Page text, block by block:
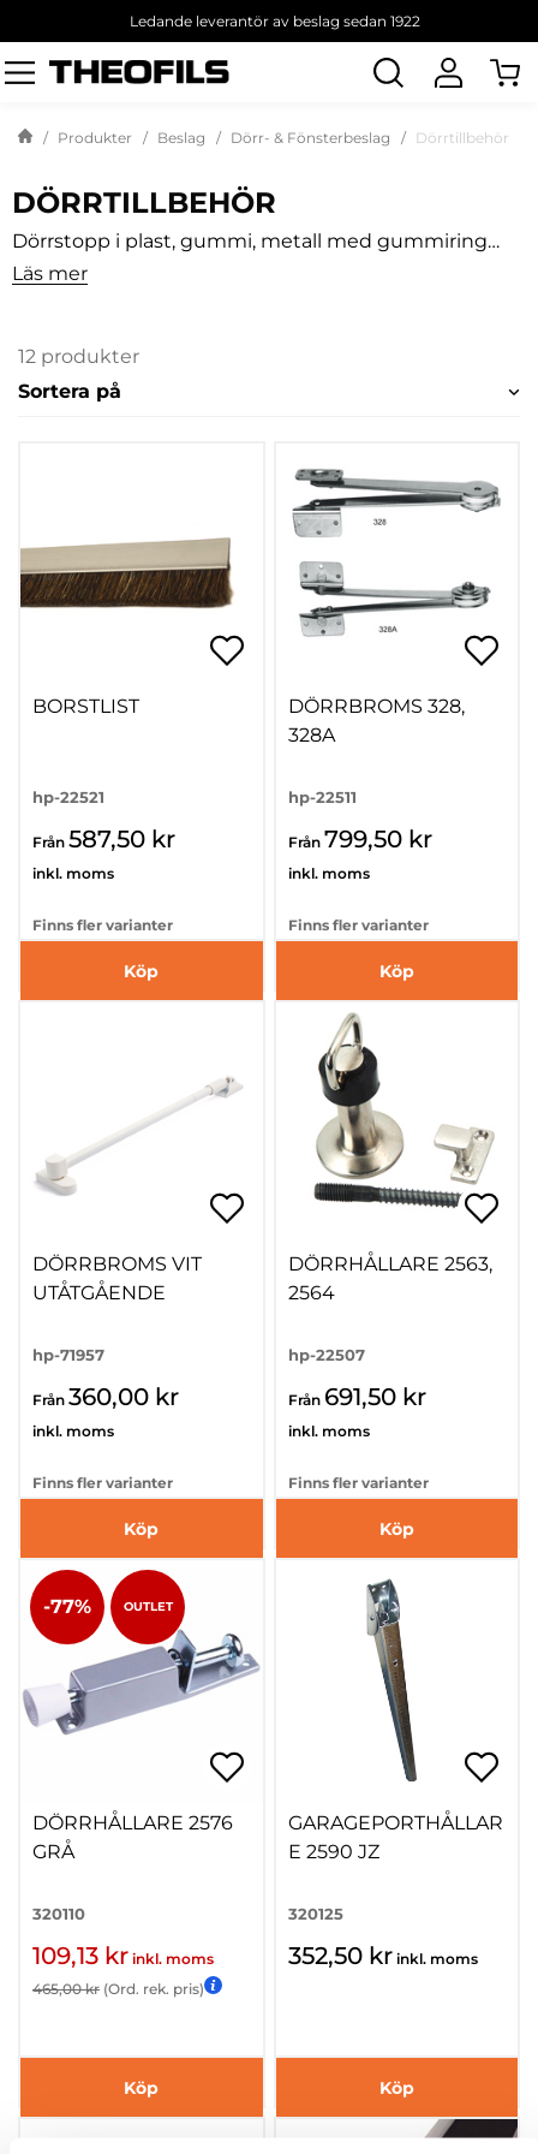
Ledande leverantör av beslag sedan 1922
Sök
produkt
Produkter Beslag Dörr- & Fönsterbeslag Dörrtillbehör
DÖRRTILLBEHÖR
Dörrstopp i plast, gummi, metall med gummiring
och flera modeller för montering på vägg eller golv.
Även tätningströsklar och dörrbromsar m.m.
Läs mer
12 produkter
Sortera på
BORSTLIST
hp-22521
Från 587,50 kr
inkl. moms
Finns fler varianter
Köp
DÖRRBROMS 328,
328A
hp-22511
Från 799,50 kr
inkl. moms
Finns fler varianter
Köp
DÖRRBROMS VIT
UTÅTGÅENDE
hp-71957
Från 360,00 kr
inkl. moms
Finns fler varianter
Köp
DÖRRHÅLLARE 2563,
2564
hp-22507
Från 691,50 kr
inkl. moms
Finns fler varianter
Köp
-77% OUTLET
DÖRRHÅLLARE 2576
GRÅ
320110
109,13 kr inkl. moms
465,00 kr (Ord. rek. pris)
Köp
GARAGEPORTHÅLLAR
E 2590 JZ
320125
352,50 kr inkl. moms
Köp